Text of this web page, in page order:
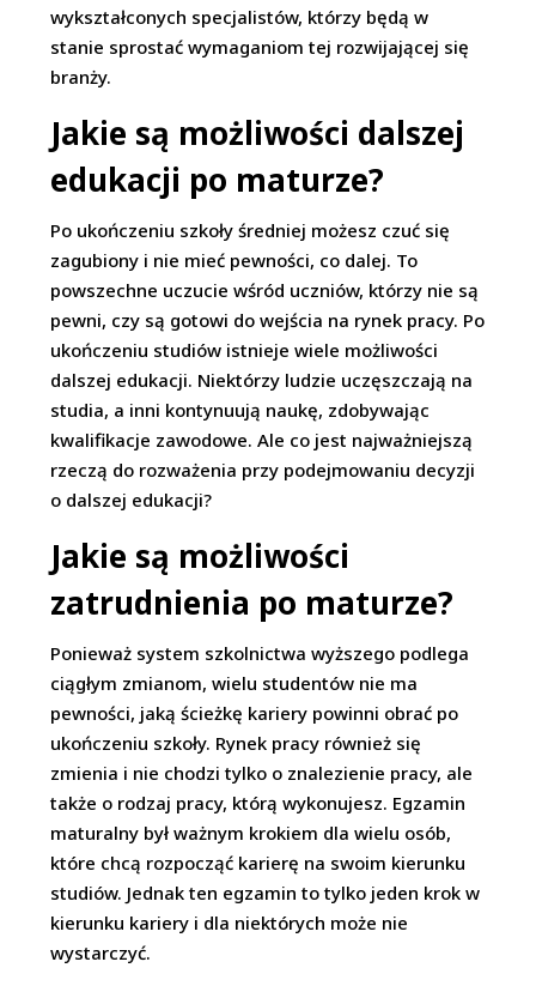
wykształconych specjalistów, którzy będą w
stanie sprostać wymaganiom tej rozwijającej się
branży.
Jakie są możliwości dalszej
edukacji po maturze?
Po ukończeniu szkoły średniej możesz czuć się
zagubiony i nie mieć pewności, co dalej. To
powszechne uczucie wśród uczniów, którzy nie są
pewni, czy są gotowi do wejścia na rynek pracy. Po
ukończeniu studiów istnieje wiele możliwości
dalszej edukacji. Niektórzy ludzie uczęszczają na
studia, a inni kontynuują naukę, zdobywając
kwalifikacje zawodowe. Ale co jest najważniejszą
rzeczą do rozważenia przy podejmowaniu decyzji
o dalszej edukacji?
Jakie są możliwości
zatrudnienia po maturze?
Ponieważ system szkolnictwa wyższego podlega
ciągłym zmianom, wielu studentów nie ma
pewności, jaką ścieżkę kariery powinni obrać po
ukończeniu szkoły. Rynek pracy również się
zmienia i nie chodzi tylko o znalezienie pracy, ale
także o rodzaj pracy, którą wykonujesz. Egzamin
maturalny był ważnym krokiem dla wielu osób,
które chcą rozpocząć karierę na swoim kierunku
studiów. Jednak ten egzamin to tylko jeden krok w
kierunku kariery i dla niektórych może nie
wystarczyć.